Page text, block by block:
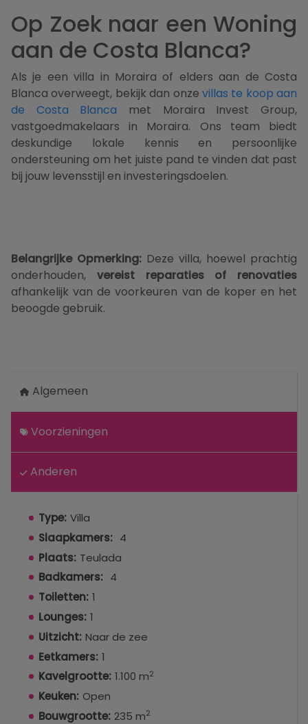
Op Zoek naar een Woning
aan de Costa Blanca?
Als je een villa in Moraira of elders aan de Costa
Blanca overweegt, bekijk dan onze villas te koop aan
de Costa Blanca met Moraira Invest Group,
vastgoedmakelaars in Moraira. Ons team biedt
deskundige lokale kennis en persoonlijke
ondersteuning om het juiste pand te vinden dat past
bij jouw levensstijl en investeringsdoelen.
Belangrijke Opmerking: Deze villa, hoewel prachtig
onderhouden, vereist reparaties of renovaties
afhankelijk van de voorkeuren van de koper en het
beoogde gebruik.
Algemeen
Voorzieningen
Anderen
Type: Villa
Slaapkamers: 4
Plaats: Teulada
Badkamers: 4
Toiletten: 1
Lounges: 1
Uitzicht: Naar de zee
Eetkamers: 1
Kavelgrootte: 1.100 m2
Keuken: Open
Bouwgrootte: 235 m2